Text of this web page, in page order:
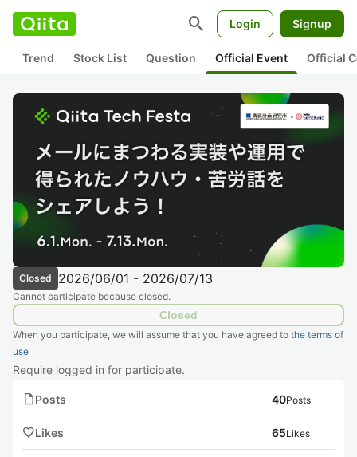
search Login Signup
Trend Stock List Question Official Event Official
Closed 2026/06/01 - 2026/07/13
Cannot participate because closed.
Closed
When you participate, we will assume that you have agreed to the terms of
use
Require logged in for participate.
notePosts 40Posts
favoriteLikes 65Likes